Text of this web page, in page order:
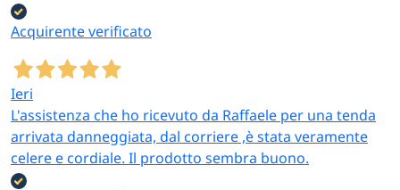
Acquirente verificato
Ieri
L'assistenza che ho ricevuto da Raffaele per una tenda
arrivata danneggiata, dal corriere ,è stata veramente
celere e cordiale. Il prodotto sembra buono.